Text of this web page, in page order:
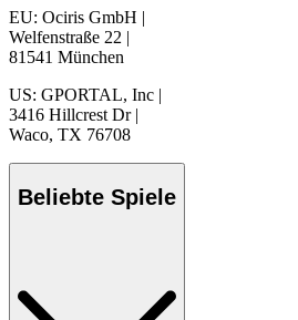
EU: Ociris GmbH |
Welfenstraße 22 |
81541 München
US: GPORTAL, Inc |
3416 Hillcrest Dr |
Waco, TX 76708
Beliebte Spiele